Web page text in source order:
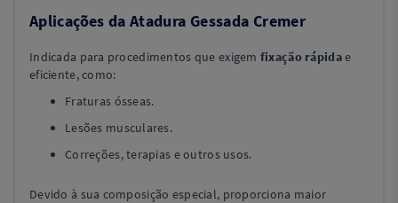
Aplicações da Atadura Gessada Cremer
Indicada para procedimentos que exigem fixação rápidae
eficiente, como:
Fraturas ósseas.
Lesões musculares.
Correções, terapias e outros usos.
Devido à sua composição especial, proporciona maior